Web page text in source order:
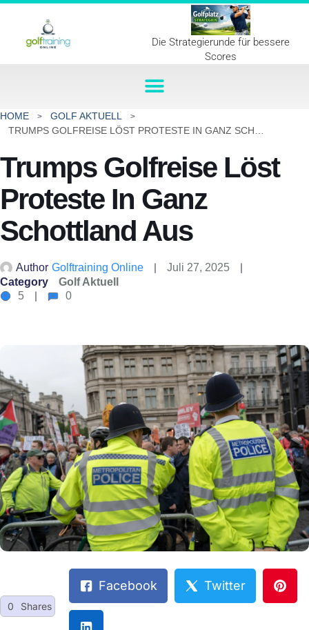
Die Strategierunde für bessere
Scores
HOME
GOLF AKTUELL
Trumps Golfreise Löst
Proteste In Ganz
Schottland Aus
Author Golftraining Online
Juli 27, 2025
Category
Golf Aktuell
5
0
0 Shares
Facebook Twitter